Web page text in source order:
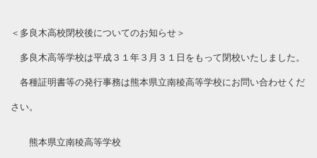
＜多良木高校閉校後についてのお知らせ＞
多良木高等学校は平成３１年３月３１日をもって閉校いたしました。
各種証明書等の発行事務は熊本県立南稜高等学校にお問い合わせくだ
さい。
熊本県立南稜高等学校